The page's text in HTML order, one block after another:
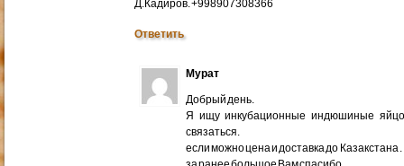
Д.Кадиров. +998907308366
Ответить
Мурат
Добрый день.
Я ищу инкубационные индюшиные
связаться.
если можно цена и доставка до Казакстана .